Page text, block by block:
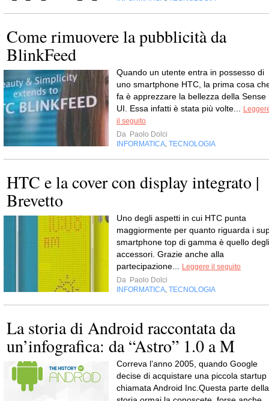
Come rimuovere la pubblicità da
BlinkFeed
Quando un utente entra in possesso di
uno smartphone HTC, la prima cosa
fa è apprezzare la bellezza della Sense
UI. Essa infatti è stata più volte...
il seguito
Da Paolo Dolci
INFORMATICA, TECNOLOGIA
HTC e la cover con display integrato |
Brevetto
Uno degli aspetti in cui HTC punta
maggiormente per quanto riguarda i
smartphone top di gamma è quello degli
accessori. Grazie anche alla
partecipazione... Leggere il seguito
Da Paolo Dolci
INFORMATICA, TECNOLOGIA
La storia di Android raccontata da
un’infografica: da “Astro” 1.0 a M
Correva l’anno 2005, quando Google
decise di acquistare una piccola startup
chiamata Android Inc.Questa parte della